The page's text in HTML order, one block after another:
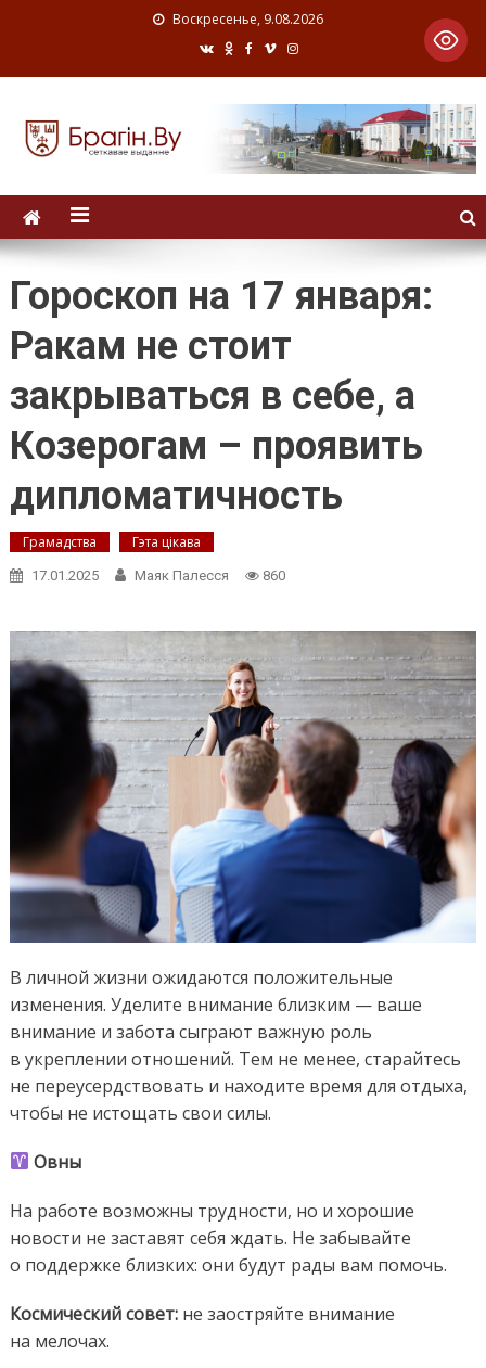
Воскресенье, 9.08.2026
Гороскоп на 17 января:
Ракам не стоит
закрываться в себе, а
Козерогам – проявить
дипломатичность
Грамадства Гэта цікава
17.01.2025 Маяк Палесся 860
В личной жизни ожидаются положительные
изменения. Уделите внимание близким — ваше
внимание и забота сыграют важную роль
в укреплении отношений. Тем не менее, старайтесь
не переусердствовать и находите время для отдыха,
чтобы не истощать свои силы.
Овны
На работе возможны трудности, но и хорошие
новости не заставят себя ждать. Не забывайте
о поддержке близких: они будут рады вам помочь.
Космическийсовет: не заостряйте внимание
на мелочах.